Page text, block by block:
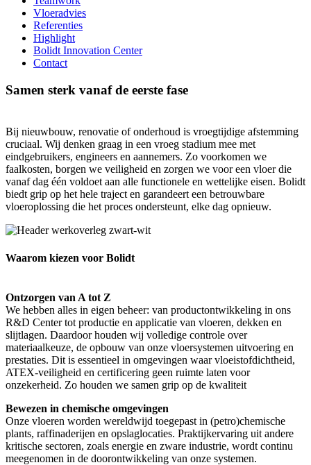
Vloeradvies
Referenties
Highlight
Bolidt Innovation Center
Contact
Samen sterk vanaf de eerste fase
Bij nieuwbouw, renovatie of onderhoud is vroegtijdige afstemming
cruciaal. Wij denken graag in een vroeg stadium mee met
eindgebruikers, engineers en aannemers. Zo voorkomen we
faalkosten, borgen we veiligheid en zorgen we voor een vloer die
vanaf dag één voldoet aan alle functionele en wettelijke eisen. Bolidt
biedt grip op het hele traject en garandeert een betrouwbare
vloeroplossing die het proces ondersteunt, elke dag opnieuw.
Waarom kiezen voor Bolidt
Ontzorgen van A tot Z
We hebben alles in eigen beheer: van productontwikkeling in ons
R&D Center tot productie en applicatie van vloeren, dekken en
slijtlagen. Daardoor houden wij volledige controle over
materiaalkeuze, de opbouw van onze vloersystemen uitvoering en
prestaties. Dit is essentieel in omgevingen waar vloeistofdichtheid,
ATEX-veiligheid en certificering geen ruimte laten voor
onzekerheid. Zo houden we samen grip op de kwaliteit
Bewezen in chemische omgevingen
Onze vloeren worden wereldwijd toegepast in (petro)chemische
plants, raffinaderijen en opslaglocaties. Praktijkervaring uit andere
kritische sectoren, zoals energie en zware industrie, wordt continu
meegenomen in de doorontwikkeling van onze systemen.